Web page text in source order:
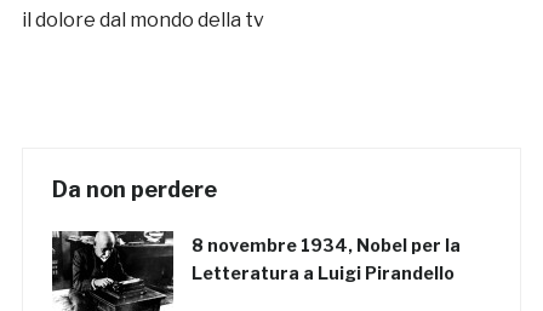
il dolore dal mondo della tv
Da non perdere
8 novembre 1934, Nobel per la
Letteratura a Luigi Pirandello